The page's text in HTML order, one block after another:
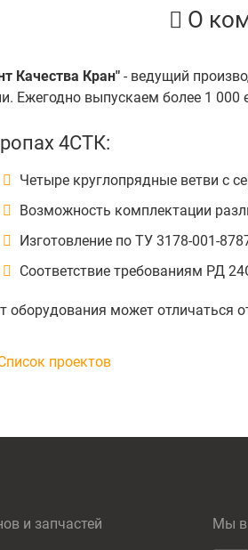
О
Качества Кран" - ведущий
Ежегодно выпускаем более 1 000
4СТК:
Четыре круглопрядные ветви с
Возможность комплектации
Изготовление по ТУ 3178-001-
Соответствие требованиям РД
оборудования может отличаться
проектов
и запчастей
Мы в